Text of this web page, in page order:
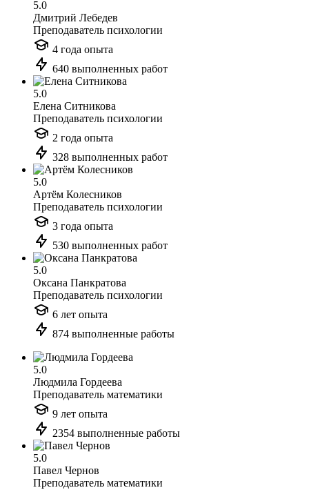
5.0
Дмитрий Лебедев
Преподаватель психологии
4 года опыта
640 выполненных работ
5.0
Елена Ситникова
Преподаватель психологии
2 года опыта
328 выполненных работ
5.0
Артём Колесников
Преподаватель психологии
3 года опыта
530 выполненных работ
5.0
Оксана Панкратова
Преподаватель психологии
6 лет опыта
874 выполненные работы
5.0
Людмила Гордеева
Преподаватель математики
9 лет опыта
2354 выполненные работы
5.0
Павел Чернов
Преподаватель математики